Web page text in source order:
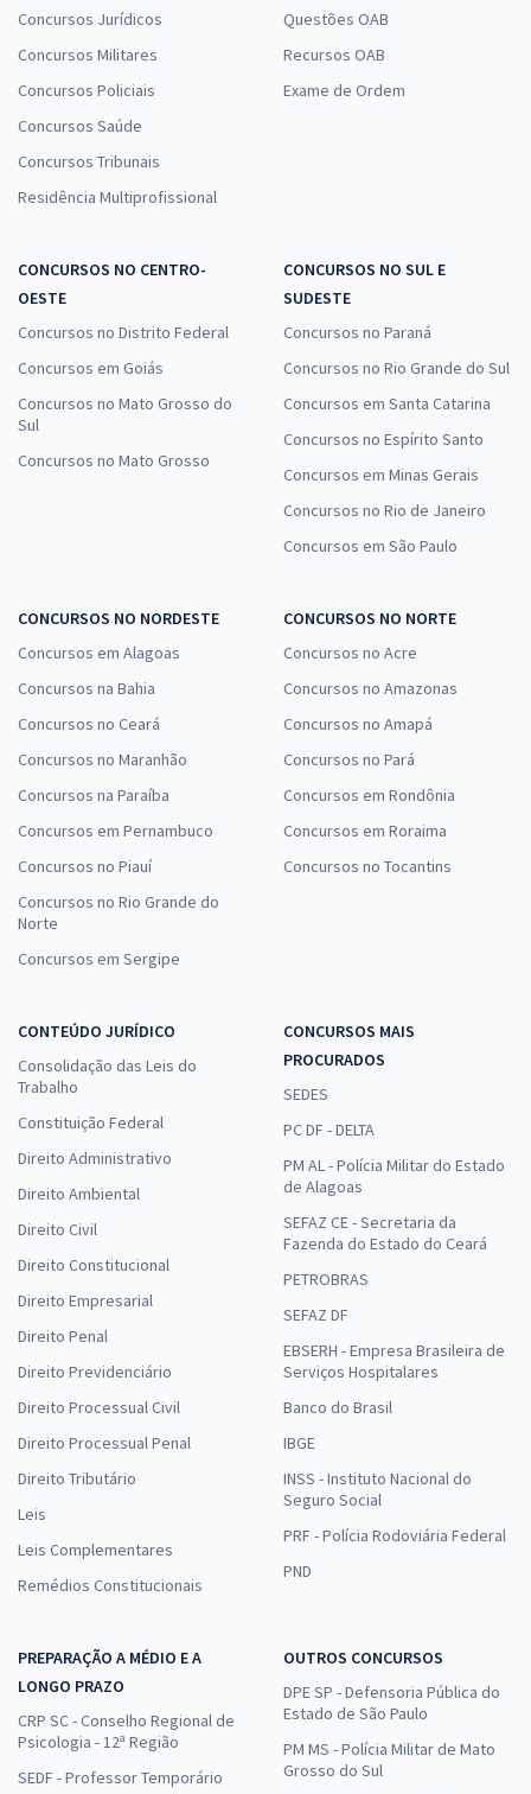
UFMA - Universidade Federal do Maranhão - Técnico em Assuntos
Educacionais
à vista
Concursos Jurídicos
Concursos Militares
Concursos Policiais
Concursos Saúde
Concursos Tribunais
Residência Multiprofissional
Questões OAB
Recursos OAB
Exame de Ordem
CONCURSOS NO CENTRO-
OESTE
Concursos no Distrito Federal
Concursos em Goiás
Concursos no Mato Grosso do
Sul
Concursos no Mato Grosso
CONCURSOS NO SUL E
SUDESTE
Concursos no Paraná
Concursos no Rio Grande do Sul
Concursos em Santa Catarina
Concursos no Espírito Santo
Concursos em Minas Gerais
Concursos no Rio de Janeiro
Concursos em São Paulo
CONCURSOS NO NORDESTE
Concursos em Alagoas
Concursos na Bahia
Concursos no Ceará
Concursos no Maranhão
Concursos na Paraíba
Concursos em Pernambuco
Concursos no Piauí
Concursos no Rio Grande do
Norte
Concursos em Sergipe
CONCURSOS NO NORTE
Concursos no Acre
Concursos no Amazonas
Concursos no Amapá
Concursos no Pará
Concursos em Rondônia
Concursos em Roraima
Concursos no Tocantins
CONTEÚDO JURÍDICO
Consolidação das Leis do
Trabalho
Constituição Federal
Direito Administrativo
Direito Ambiental
Direito Civil
Direito Constitucional
Direito Empresarial
Direito Penal
Direito Previdenciário
Direito Processual Civil
Direito Processual Penal
Direito Tributário
Leis
Leis Complementares
Remédios Constitucionais
CONCURSOS MAIS
PROCURADOS
SEDES
PC DF - DELTA
PM AL - Polícia Militar do Estado
de Alagoas
SEFAZ CE - Secretaria da
Fazenda do Estado do Ceará
PETROBRAS
SEFAZ DF
EBSERH - Empresa Brasileira de
Serviços Hospitalares
Banco do Brasil
IBGE
INSS - Instituto Nacional do
Seguro Social
PRF - Polícia Rodoviária Federal
PND
PREPARAÇÃO A MÉDIO E A
LONGO PRAZO
CRP SC - Conselho Regional de
Psicologia - 12ª Região
SEDF - Professor Temporário
OUTROS CONCURSOS
DPE SP - Defensoria Pública do
Estado de São Paulo
PM MS - Polícia Militar de Mato
Grosso do Sul